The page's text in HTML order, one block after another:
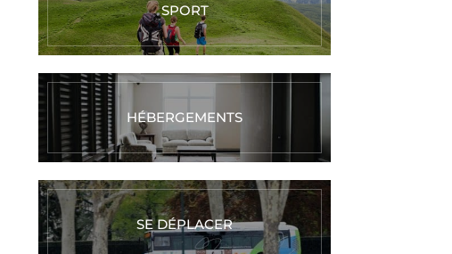
SPORT
HÉBERGEMENTS
SE DÉPLACER